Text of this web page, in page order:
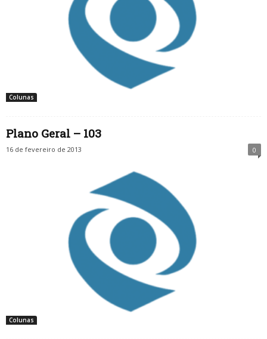
Colunas
Plano Geral – 103
16 de fevereiro de 2013 0
Colunas